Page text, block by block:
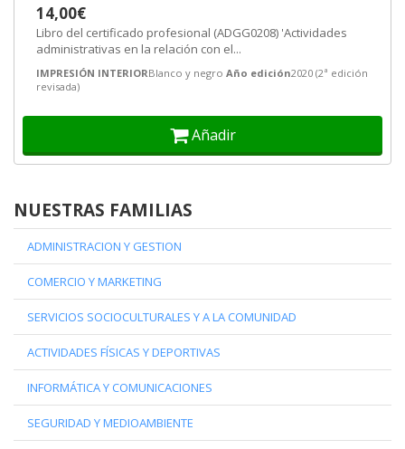
14,00€
Libro del certificado profesional (ADGG0208) 'Actividades
administrativas en la relación con el...
IMPRESIÓN INTERIORBlanco y negro Año edición2020 (2ª edición
revisada)
Añadir
NUESTRAS FAMILIAS
ADMINISTRACION Y GESTION
COMERCIO Y MARKETING
SERVICIOS SOCIOCULTURALES Y A LA COMUNIDAD
ACTIVIDADES FÍSICAS Y DEPORTIVAS
INFORMÁTICA Y COMUNICACIONES
SEGURIDAD Y MEDIOAMBIENTE